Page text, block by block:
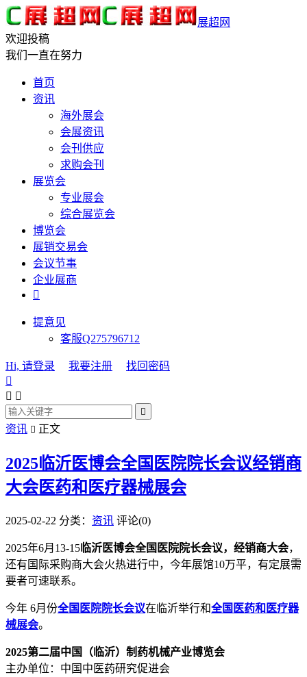
展超网
欢迎投稿
我们一直在努力
首页
资讯
海外展会
会展资讯
会刊供应
求购会刊
展览会
专业展会
综合展览会
博览会
展销交易会
会议节事
企业展商

提意见
客服Q275796712
Hi, 请登录 我要注册
找回密码

 

资讯  正文
2025临沂医博会全国医院院长会议经销商
大会医药和医疗器械展会
2025-02-22 分类： 资讯 评论(0)
2025年6月13-15 临沂医博会全国医院院长会议，经销商大会，
还有国际采购商大会火热进行中，今年展馆10万平，有定展需
要者可速联系。
今年 6月份全国医院院长会议在临沂举行和全国医药和医疗器
械展会。
2025第二届中国（临沂）制药机械产业博览会
主办单位：中国中医药研究促进会